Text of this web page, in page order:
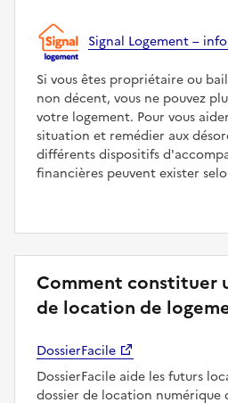
Signal Logement –
Si vous êtes propriétaire ou
non décent, vous ne pouvez
votre logement. Pour vous
situation et remédier aux
différents dispositifs
financières peuvent exister
Comment constituer
de location de
DossierFacile
DossierFacile aide les futurs
dossier de location numérique